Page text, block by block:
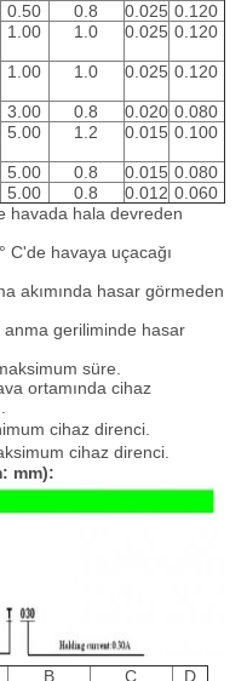
0.50 0.8 0.025 0.120
1.00 1.0 0.025 0.120
1.00 1.0 0.025 0.120
3.00 0.8 0.020 0.080
5.00 1.2 0.015 0.100
5.00 0.8 0.015 0.080
5.00 0.8 0.012 0.060
havada hala devreden
C'de havaya uçacağı
akımında hasar görmeden
anma geriliminde hasar
süre.
ortamında cihaz
cihaz direnci.
cihaz direnci.
mm):
B C
D